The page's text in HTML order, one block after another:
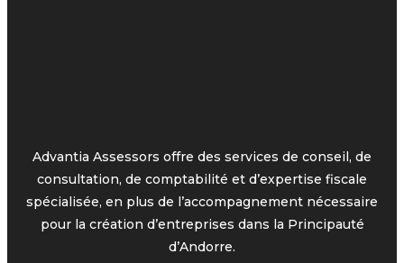
Advantia Assessors offre des services de conseil, de
consultation, de comptabilité et d’expertise fiscale
spécialisée, en plus de l’accompagnement nécessaire
pour la création d’entreprises dans la Principauté
d’Andorre.